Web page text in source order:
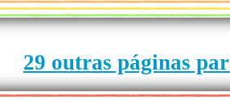
29 outras páginas